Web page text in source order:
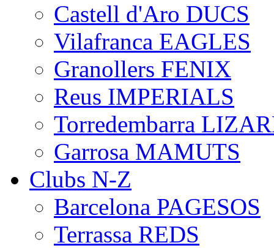
Castell d'Aro DUCS
Vilafranca EAGLES
Granollers FENIX
Reus IMPERIALS
Torredembarra
Garrosa MAMUTS
Clubs N-Z
Barcelona PAGESOS
Terrassa REDS